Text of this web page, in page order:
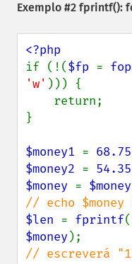
Exemplo #2 fprintf():
if (!($fp =
'w' ))) {
}
$money1 = 68.75
$money2 = 54.35
$money =
$len = fprintf(
$money
// escreverá